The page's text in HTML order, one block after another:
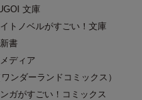
文庫
トノベルがすごい！文庫
書
ディア
ンダーランドコミックス）
ガがすごい！コミックス